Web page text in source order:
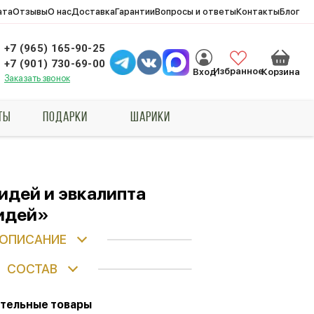
ОтзывыО насДоставкаГарантииВопросы и ответыКонтактыБлог
+7 (965) 165-90-25
+7 (901) 730-69-00
Заказать звонок
ВходИзбранноеКорзина
ПОДАРКИ ШАРИКИ
и эвкалипта
ОПИСАНИЕ
СОСТАВ
товары